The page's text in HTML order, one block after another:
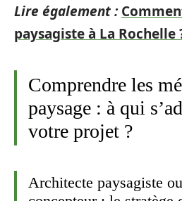
Lire également :
paysagiste à La Rochelle
Comprendre les
paysage : à qui
votre projet ?
Architecte paysagiste